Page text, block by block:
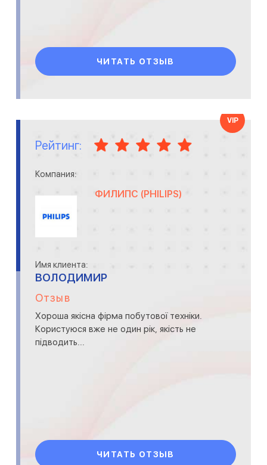
ЧИТАТЬ ОТЗЫВ
VIP
Рейтинг:
Компания:
ФИЛИПС (PHILIPS)
Имя клиента:
ВОЛОДИМИР
Отзыв
Хороша якісна фірма побутової техніки.
Користуюся вже не один рік, якість не
підводить...
ЧИТАТЬ ОТЗЫВ